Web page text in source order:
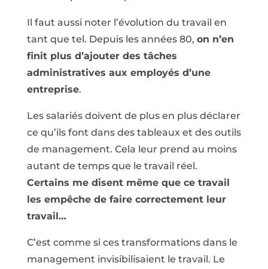
Il faut aussi noter l’évolution du travail en
tant que tel. Depuis les années 80, on n’en
finit plus d’ajouter des tâches
administratives aux employés d’une
entreprise.
Les salariés doivent de plus en plus déclarer
ce qu’ils font dans des tableaux et des outils
de management. Cela leur prend au moins
autant de temps que le travail réel.
Certains me disent même que ce travail
les empêche de faire correctement leur
travail…
C’est comme si ces transformations dans le
management invisibilisaient le travail. Le